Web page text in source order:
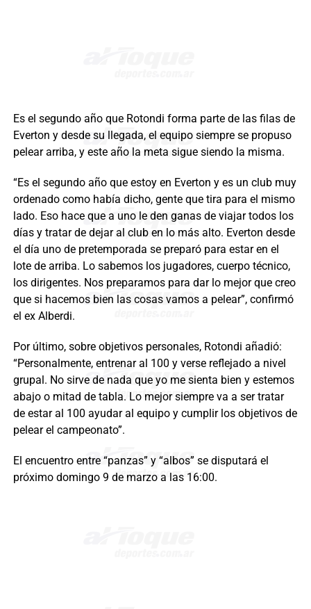
Es el segundo año que Rotondi forma parte de las filas de
Everton y desde su llegada, el equipo siempre se propuso
pelear arriba, y este año la meta sigue siendo la misma.
“Es el segundo año que estoy en Everton y es un club muy
ordenado como había dicho, gente que tira para el mismo
lado. Eso hace que a uno le den ganas de viajar todos los
días y tratar de dejar al club en lo más alto. Everton desde
el día uno de pretemporada se preparó para estar en el
lote de arriba. Lo sabemos los jugadores, cuerpo técnico,
los dirigentes. Nos preparamos para dar lo mejor que creo
que si hacemos bien las cosas vamos a pelear”, confirmó
el ex Alberdi.
Por último, sobre objetivos personales, Rotondi añadió:
“Personalmente, entrenar al 100 y verse reflejado a nivel
grupal. No sirve de nada que yo me sienta bien y estemos
abajo o mitad de tabla. Lo mejor siempre va a ser tratar
de estar al 100 ayudar al equipo y cumplir los objetivos de
pelear el campeonato”.
El encuentro entre “panzas” y “albos” se disputará el
próximo domingo 9 de marzo a las 16:00.